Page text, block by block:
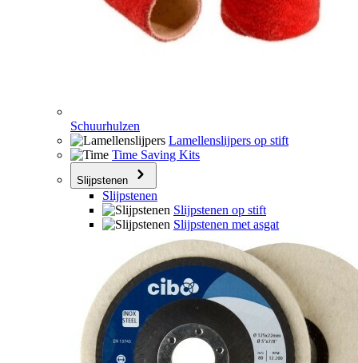
Schuurhulzen
Lamellenslijpers op stift
Time Saving Kits
Slijpstenen
Slijpstenen
Slijpstenen op stift
Slijpstenen met asgat